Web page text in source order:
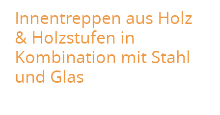
Innentreppen aus Holz
& Holzstufen in
Kombination mit Stahl
und Glas